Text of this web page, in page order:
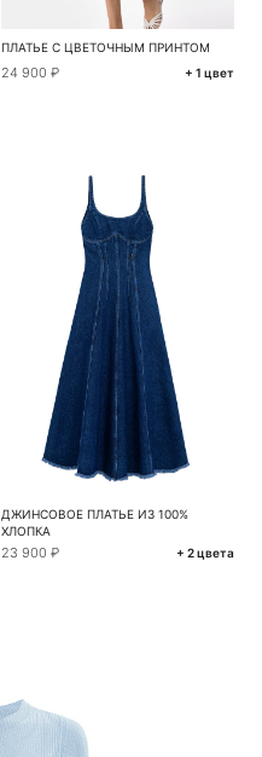
ПЛАТЬЕ С ЦВЕТОЧНЫМ ПРИНТОМ
24 900 ₽ + 1 цвет
ДЖИНСОВОЕ ПЛАТЬЕ ИЗ 100%
ХЛОПКА
23 900 ₽ + 2 цвета